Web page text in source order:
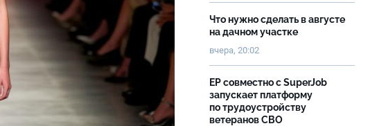
Что нужно сделать в августе
на дачном участке
вчера, 20:02
ЕР совместно с SuperJob
запускает платформу
по трудоустройству
ветеранов СВО